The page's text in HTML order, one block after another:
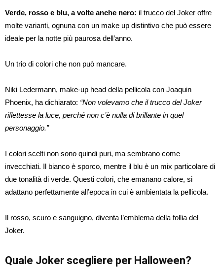
Verde, rosso e blu, a volte anche nero: il trucco del Joker offre
molte varianti, ognuna con un make up distintivo che può essere
ideale per la notte più paurosa dell’anno.
Un trio di colori che non può mancare.
Niki Ledermann, make-up head della pellicola con Joaquin
Phoenix, ha dichiarato: “Non volevamo che il trucco del Joker
riflettesse la luce, perché non c’è nulla di brillante in quel
personaggio.”
I colori scelti non sono quindi puri, ma sembrano come
invecchiati. Il bianco è sporco, mentre il blu è un mix particolare di
due tonalità di verde. Questi colori, che emanano calore, si
adattano perfettamente all’epoca in cui è ambientata la pellicola.
Il rosso, scuro e sanguigno, diventa l’emblema della follia del
Joker.
Quale Joker scegliere per Halloween?